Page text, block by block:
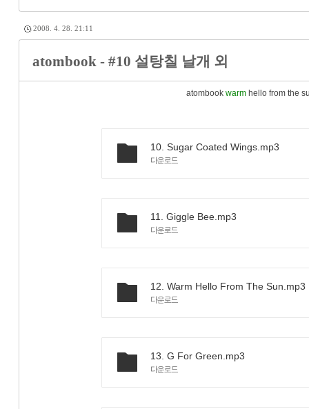
2008. 4. 28. 21:11
atombook - #10 설탕칠 날개 외
atombook warm hello from the
10. Sugar Coated Wings.mp3
다운로드
11. Giggle Bee.mp3
다운로드
12. Warm Hello From The Sun.mp3
다운로드
13. G For Green.mp3
다운로드